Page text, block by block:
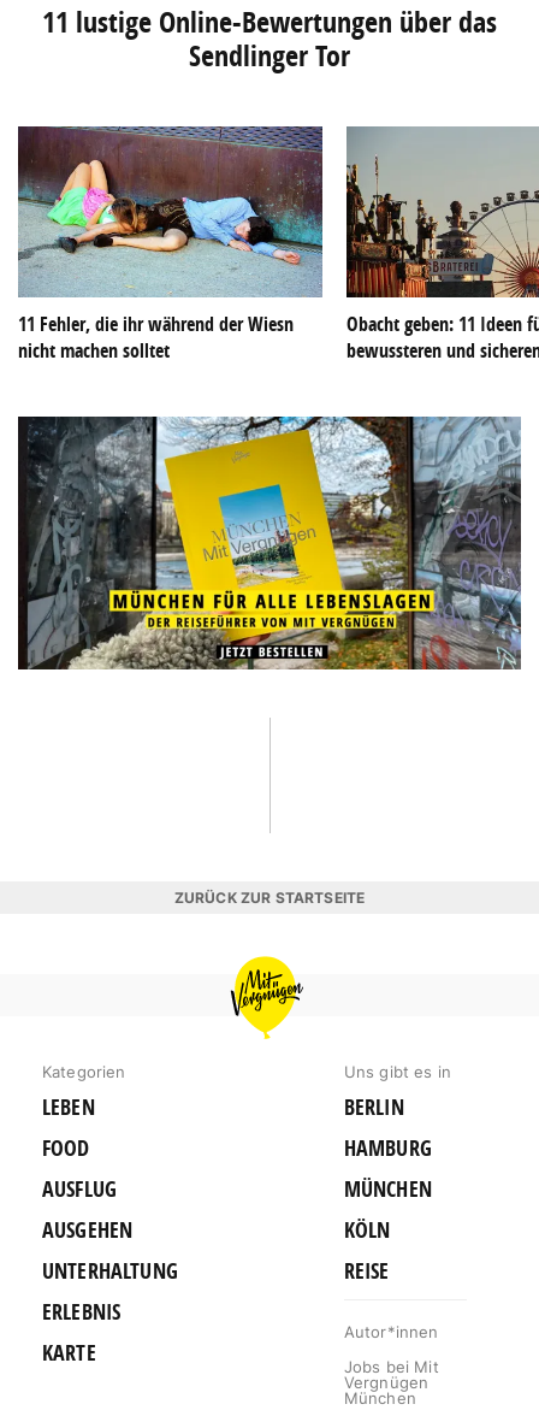
11 lustige Online-Bewertungen über das
Sendlinger Tor
11 Fehler, die ihr während der Wiesn
nicht machen solltet
Obacht geben: 11 Ideen
bewussteren und
ZURÜCK ZUR STARTSEITE
MIT
VERGNÜGEN
MÜNCHEN
Kategorien
LEBEN
FOOD
AUSFLUG
AUSGEHEN
UNTERHALTUNG
ERLEBNIS
KARTE
Uns gibt es in
BERLIN
HAMBURG
MÜNCHEN
KÖLN
REISE
Autor*innen
Jobs bei Mit
Vergnügen
München